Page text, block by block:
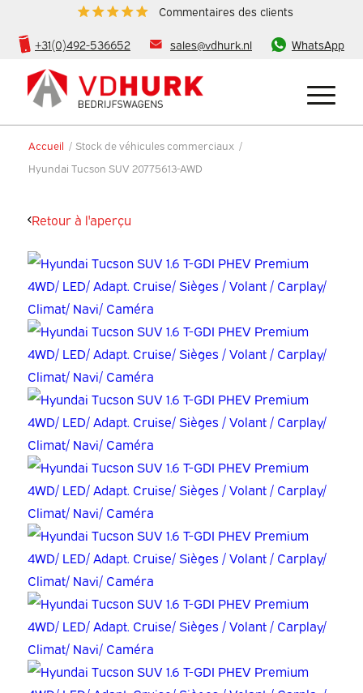
Commentaires des clients
+31(0)492-536652 sales@vdhurk.nl WhatsApp
Accueil / Stock de véhicules commerciaux /
Hyundai Tucson SUV 20775613-AWD
Retour à l'aperçu